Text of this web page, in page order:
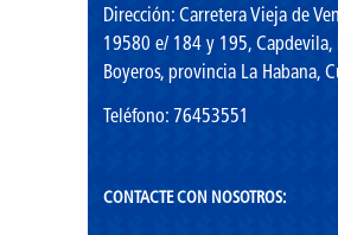
Dirección: Carretera Vieja de
19580 e/ 184 y 195,
Boyeros, provincia La Habana,
Teléfono: 76453551
CONTACTE CON NOSOTROS: